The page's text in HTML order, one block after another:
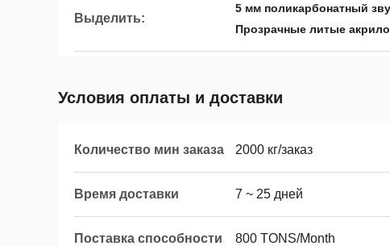
Выделить:
5 мм поликарбонатный
Прозрачные литые
Условия оплаты и доставки
Количество мин заказа 2000 кг/заказ
Время доставки 7 ~ 25 дней
Поставка способности 800 TONS/Month